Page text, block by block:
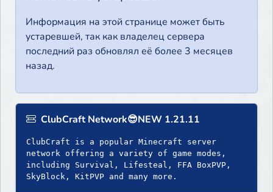
Информация на этой странице может быть
устаревшей, так как владелец сервера
последний раз обновлял её более 3 месяцев
назад.
ClubCraft Network😎NEW 1.21.11
ClubCraft is a popular Minecraft server
network offering a variety of game modes,
including Survival, Lifesteal, FFA BoxPVP,
SkyBlock, KitPVP and many more.